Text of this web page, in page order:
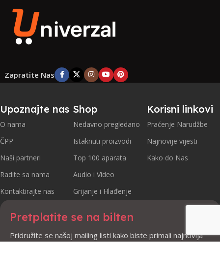
Zapratite Nas
Upoznajte nas
O nama
ČPP
Naši partneri
Radite sa nama
Kontaktirajte nas
Shop
Nedavno pregledano
Istaknuti proizvodi
Top 100 aparata
Audio i Video
Grijanje i Hlađenje
Korisni linkovi
Praćenje Narudžbe
Najnovije vijesti
Kako do Nas
Pretplatite se na bilten
Pridružite se našoj mailing listi kako biste primali najnovija